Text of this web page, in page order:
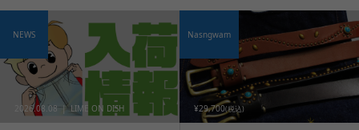
2026.08.08 LIME ON DISH
NEWS
¥29,700(税込)
Nasngwam